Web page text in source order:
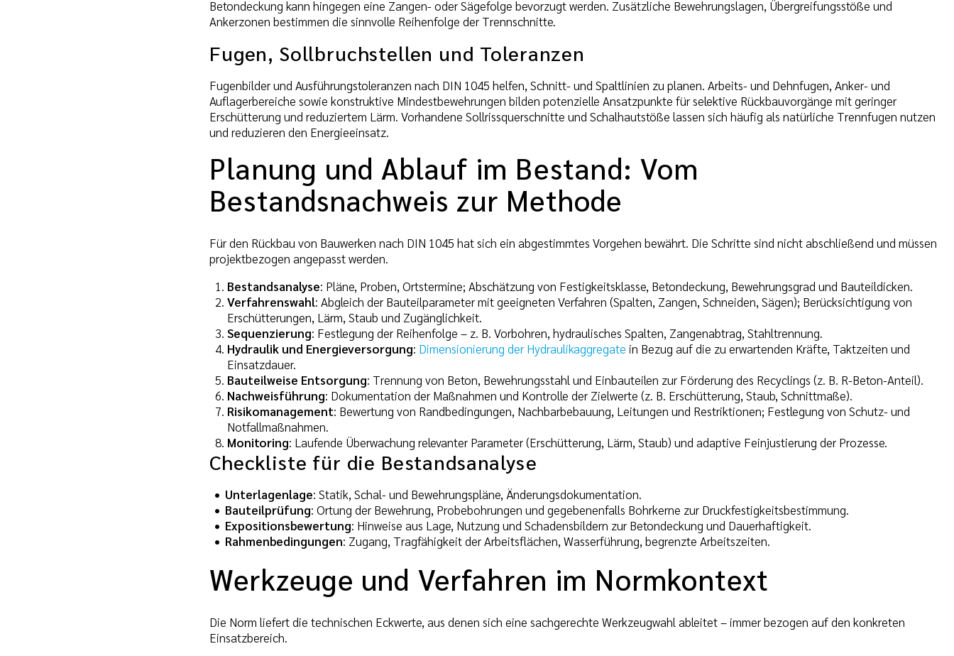
Betondeckung kann hingegen eine Zangen- oder Sägefolge bevorzugt werden. Zusätzliche Bewehrungslagen, Übergreifungsstöße und
Ankerzonen bestimmen die sinnvolle Reihenfolge der Trennschnitte.
Fugen, Sollbruchstellen und Toleranzen
Fugenbilder und Ausführungstoleranzen nach DIN 1045 helfen, Schnitt- und Spaltlinien zu planen. Arbeits- und Dehnfugen, Anker- und
Auflagerbereiche sowie konstruktive Mindestbewehrungen bilden potenzielle Ansatzpunkte für selektive Rückbauvorgänge mit geringer
Erschütterung und reduziertem Lärm. Vorhandene Sollrissquerschnitte und Schalhautstöße lassen sich häufig als natürliche Trennfugen nutzen
und reduzieren den Energieeinsatz.
Planung und Ablauf im Bestand: Vom
Bestandsnachweis zur Methode
Für den Rückbau von Bauwerken nach DIN 1045 hat sich ein abgestimmtes Vorgehen bewährt. Die Schritte sind nicht abschließend und müssen
projektbezogen angepasst werden.
Bestandsanalyse: Pläne, Proben, Ortstermine; Abschätzung von Festigkeitsklasse, Betondeckung, Bewehrungsgrad und Bauteildicken.
Verfahrenswahl: Abgleich der Bauteilparameter mit geeigneten Verfahren (Spalten, Zangen, Schneiden, Sägen); Berücksichtigung von
Erschütterungen, Lärm, Staub und Zugänglichkeit.
Sequenzierung: Festlegung der Reihenfolge – z. B. Vorbohren, hydraulisches Spalten, Zangenabtrag, Stahltrennung.
Hydraulik und Energieversorgung: Dimensionierung der Hydraulikaggregate in Bezug auf die zu erwartenden Kräfte, Taktzeiten und
Einsatzdauer.
Bauteilweise Entsorgung: Trennung von Beton, Bewehrungsstahl und Einbauteilen zur Förderung des Recyclings (z. B. R-Beton-Anteil).
Nachweisführung: Dokumentation der Maßnahmen und Kontrolle der Zielwerte (z. B. Erschütterung, Staub, Schnittmaße).
Risikomanagement: Bewertung von Randbedingungen, Nachbarbebauung, Leitungen und Restriktionen; Festlegung von Schutz- und
Notfallmaßnahmen.
Monitoring: Laufende Überwachung relevanter Parameter (Erschütterung, Lärm, Staub) und adaptive Feinjustierung der Prozesse.
Checkliste für die Bestandsanalyse
Unterlagenlage: Statik, Schal- und Bewehrungspläne, Änderungsdokumentation.
Bauteilprüfung: Ortung der Bewehrung, Probebohrungen und gegebenenfalls Bohrkerne zur Druckfestigkeitsbestimmung.
Expositionsbewertung: Hinweise aus Lage, Nutzung und Schadensbildern zur Betondeckung und Dauerhaftigkeit.
Rahmenbedingungen: Zugang, Tragfähigkeit der Arbeitsflächen, Wasserführung, begrenzte Arbeitszeiten.
Werkzeuge und Verfahren im Normkontext
Die Norm liefert die technischen Eckwerte, aus denen sich eine sachgerechte Werkzeugwahl ableitet – immer bezogen auf den konkreten
Einsatzbereich.